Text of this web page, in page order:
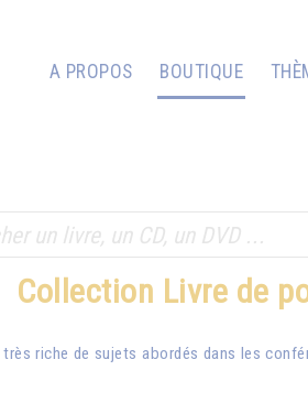
A PROPOS BOUTIQUE
Collection Livre de
riche de sujets abordés dans les